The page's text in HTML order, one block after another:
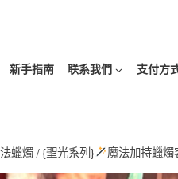
新手指南 联系我們 支付方
蠟燭 /{聖光系列} 魔法加持蠟